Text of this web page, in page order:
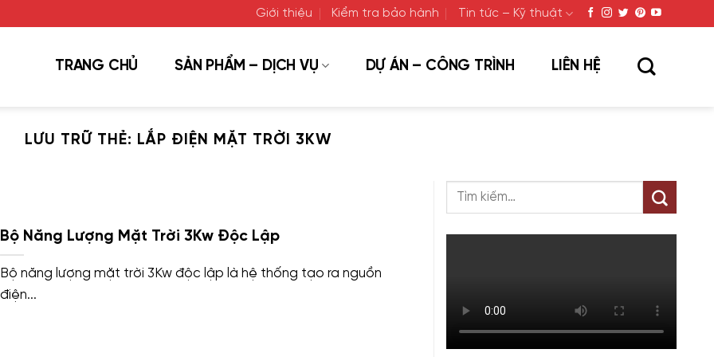
Giới thiệu Kiểm tra bảo hành Tin tức – Kỹ thuật
TRANG CHỦ SẢN PHẨM – DỊCH VỤ DỰ ÁN – CÔNG TRÌNH LIÊN HỆ
LƯU TRỮ THẺ: LẮP ĐIỆN MẶT TRỜI 3KW
Bộ Năng Lượng Mặt Trời 3Kw Độc Lập
Bộ năng lượng mặt trời 3Kw độc lập là hệ thống tạo ra nguồn
điện...